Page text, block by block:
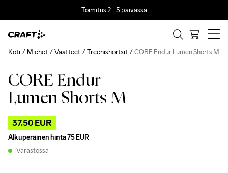
Toimitus 2–5 päivässä
CORE Endur
Lumen Shorts M
37.50 EUR
Alkuperäinen hinta75 EUR
Varastossa
Koti Miehet Vaatteet Treenishortsit CORE Endur Lumen Shorts M
Outlet Recycled